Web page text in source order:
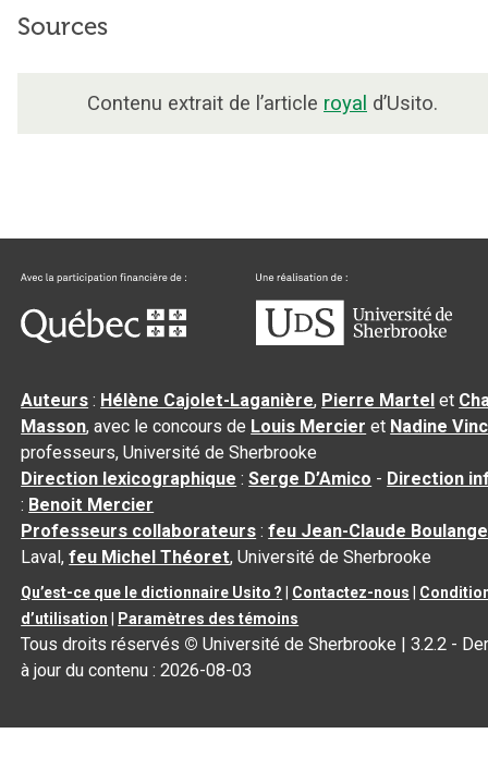
Sources
Contenu extrait de l’article royal d’Usito.
Auteurs : Hélène Cajolet-Laganière, Pierre Martel et
Masson, avec le concours de Louis Mercier et Nadine
professeurs, Université de Sherbrooke
Direction lexicographique :Serge D’Amico - Direction
: Benoit Mercier
Professeurs collaborateurs :feu Jean-Claude
Laval,feu Michel Théoret, Université de Sherbrooke
Qu’est-ce que le dictionnaire Usito ? Contactez-nous
d’utilisation
Paramètres des témoins
Tous droits réservés © Université de Sherbrooke |3.2.2 -
à jour du contenu :2026-08-03